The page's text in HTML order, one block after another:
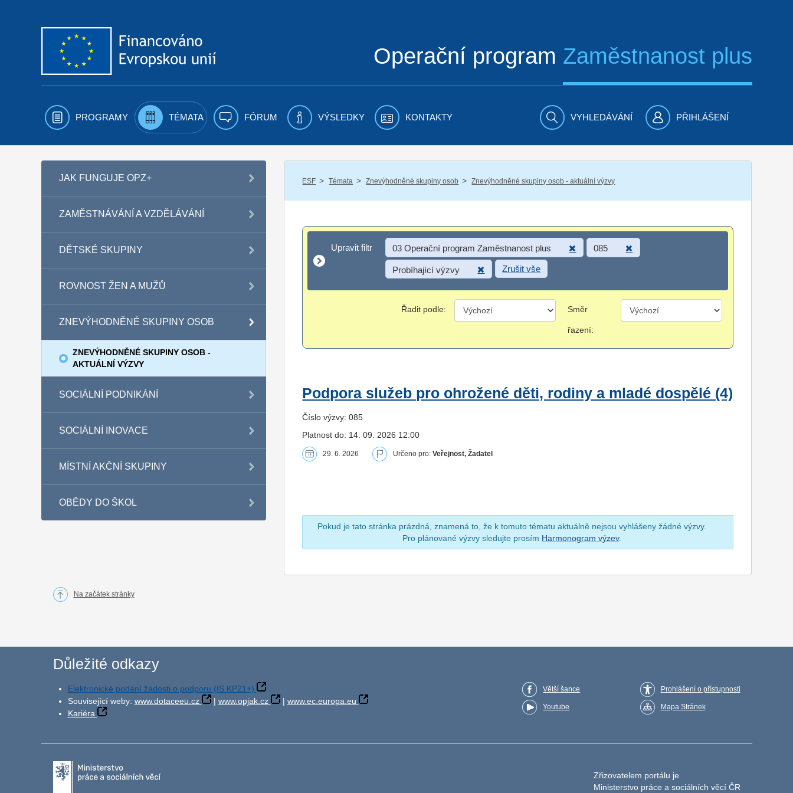
Operační program Zaměstnanost plus
PROGRAMY TÉMATA FÓRUM VÝSLEDKY KONTAKTY VYHLEDÁVÁNÍ PŘIHLÁŠENÍ
JAK FUNGUJE OPZ+
ZAMĚSTNÁVÁNÍ A VZDĚLÁVÁNÍ
DĚTSKÉ SKUPINY
ROVNOST ŽEN A MUŽŮ
ZNEVÝHODNĚNÉ SKUPINY OSOB
ZNEVÝHODNĚNÉ SKUPINY OSOB -
AKTUÁLNÍ VÝZVY
SOCIÁLNÍ PODNIKÁNÍ
SOCIÁLNÍ INOVACE
MÍSTNÍ AKČNÍ SKUPINY
OBĚDY DO ŠKOL
ESF / Témata / Znevýhodněné skupiny osob / Znevýhodněné skupiny osob - aktuální výzvy
Upravit filtr
Upravit filtr 03 Operační program Zaměstnanost plus 085
Probíhající výzvy Zrušit vše
Řadit podle: Směr
řazení:
Podpora služeb pro ohrožené děti, rodiny a mladé dospělé (4)
Číslo výzvy: 085
Platnost do: 14. 09. 2026 12:00
29. 6. 2026 Určeno pro:Veřejnost, Žadatel
Pokud je tato stránka prázdná, znamená to, že k tomuto tématu aktuálně nejsou vyhlášeny žádné výzvy.
Pro plánované výzvy sledujte prosím Harmonogram výzev.
Na začátek stránky
Důležité odkazy
Elektronické podání žádosti o podporu (IS KP21+)
Související weby: www.dotaceeu.cz | www.opjak.cz | www.ec.europa.eu
Kariéra
Větší šance
Youtube
Prohlášení o přístupnosti
Mapa Stránek
Zřizovatelem portálu je
Ministerstvo práce a sociálních věcí ČR